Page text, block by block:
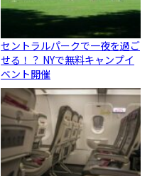
セントラルパークで一夜を過ご
せる！？ NYで無料キャンプイ
ベント開催